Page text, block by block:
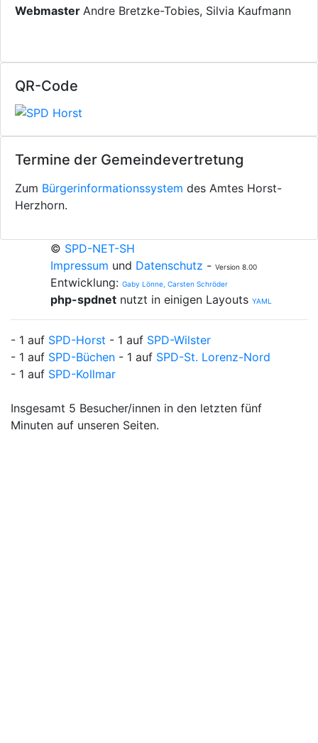
Webmaster Andre Bretzke-Tobies, Silvia Kaufmann
QR-Code
Termine der Gemeindevertretung
Zum Bürgerinformationssystem des Amtes Horst-
Herzhorn.
© SPD-NET-SH
Impressum und Datenschutz - Version 8.00
Entwicklung: Gaby Lönne, Carsten Schröder
php-spdnet nutzt in einigen Layouts YAML
- 1 auf SPD-Horst - 1 auf SPD-Wilster
- 1 auf SPD-Büchen - 1 auf SPD-St. Lorenz-Nord
- 1 auf SPD-Kollmar
Insgesamt 5 Besucher/innen in den letzten fünf
Minuten auf unseren Seiten.